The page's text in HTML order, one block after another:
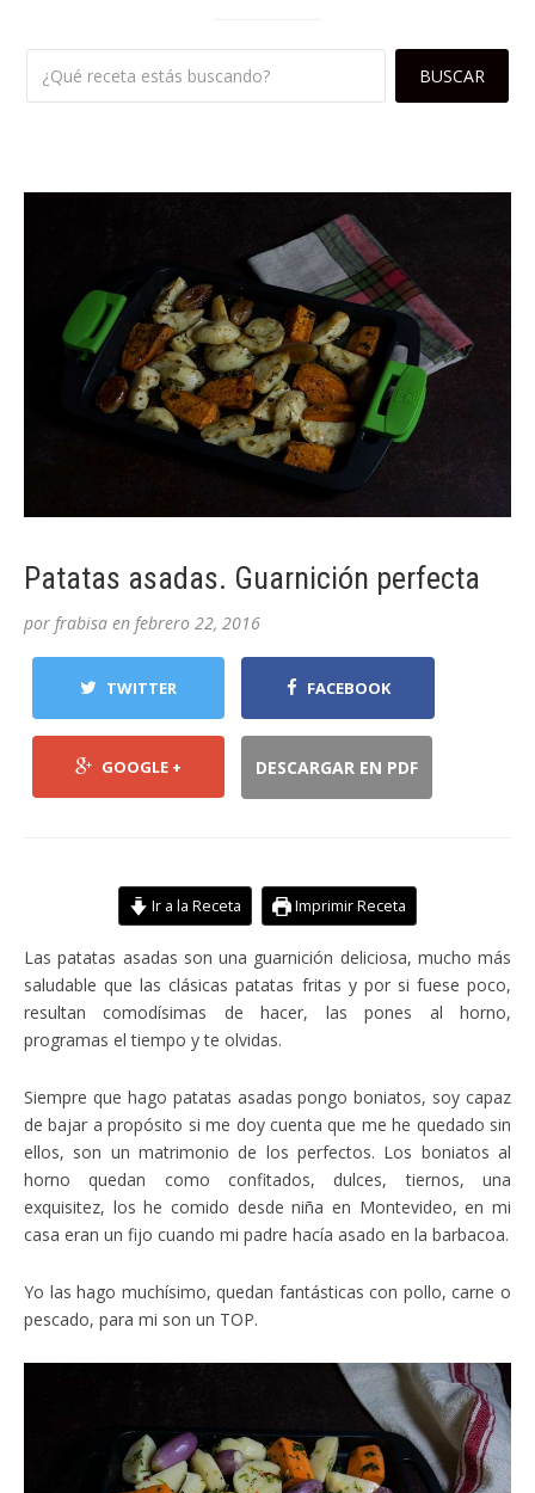
Patatas asadas. Guarnición perfecta
por frabisa en febrero 22, 2016
TWITTER FACEBOOK
GOOGLE + DESCARGAR EN PDF
Ir a la Receta Imprimir Receta
Las patatas asadas son una guarnición deliciosa, mucho más
saludable que las clásicas patatas fritas y por si fuese poco,
resultan comodísimas de hacer, las pones al horno,
programas el tiempo y te olvidas.
Siempre que hago patatas asadas pongo boniatos, soy capaz
de bajar a propósito si me doy cuenta que me he quedado sin
ellos, son un matrimonio de los perfectos. Los boniatos al
horno quedan como confitados, dulces, tiernos, una
exquisitez, los he comido desde niña en Montevideo, en mi
casa eran un fijo cuando mi padre hacía asado en la barbacoa.
Yo las hago muchísimo, quedan fantásticas con pollo, carne o
pescado, para mi son un TOP.